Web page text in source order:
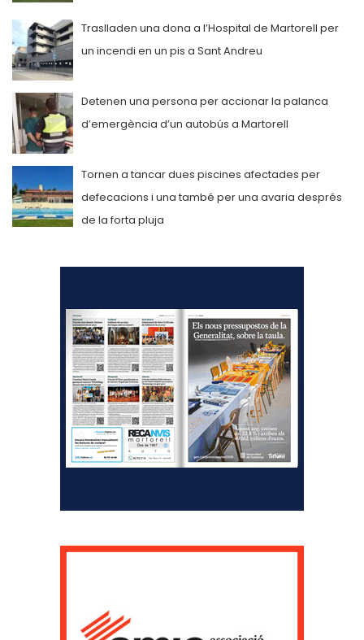
Traslladen una dona a l’Hospital de Martorell per
un incendi en un pis a Sant Andreu
Detenen una persona per accionar la palanca
d’emergència d’un autobús a Martorell
Tornen a tancar dues piscines afectades per
defecacions i una també per una avaria després
de la forta pluja